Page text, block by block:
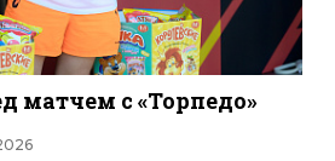
матчем с «Торпедо»